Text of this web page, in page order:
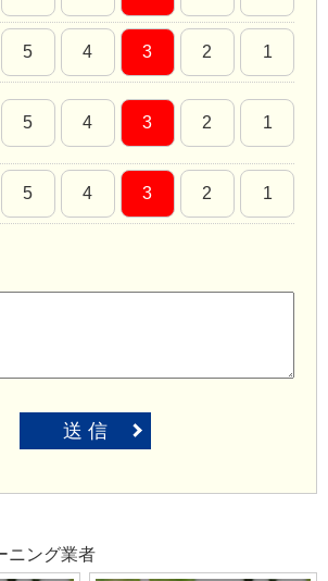
5 4 3 2 1
5 4 3 2 1
5 4 3 2 1
送 信
ニング業者